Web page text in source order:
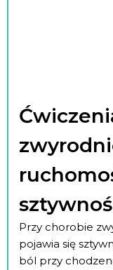
Przy chorobie
pojawia się
ból przy